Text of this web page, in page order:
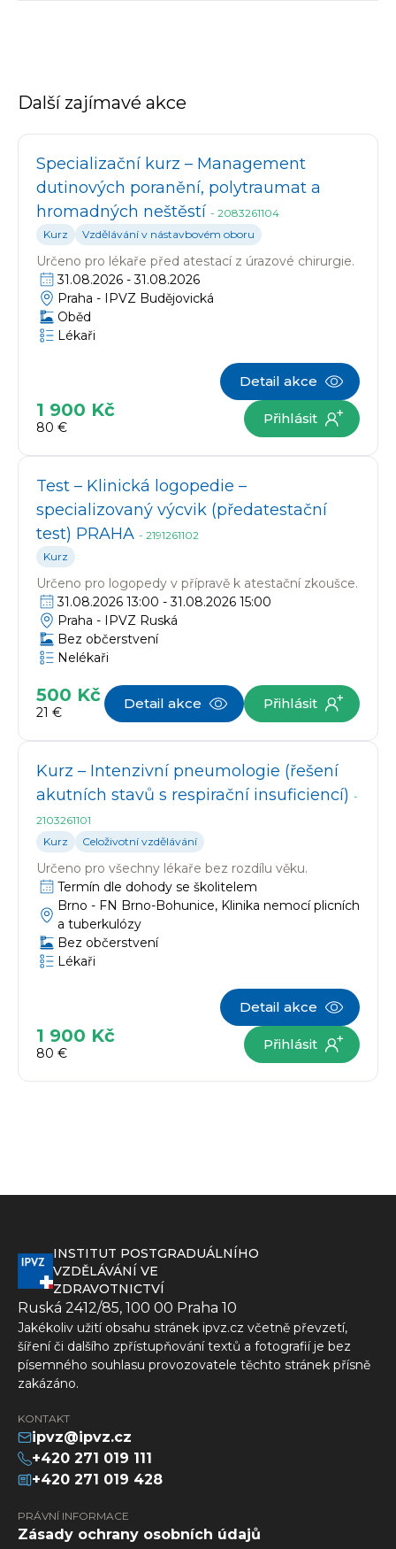
Další zajímavé akce
Specializační kurz – Management
dutinových poranění, polytraumat a
hromadných neštěstí - 2083261104
Kurz
Vzdělávání v nástavbovém oboru
Určeno pro lékaře před atestací z úrazové chirurgie.
31.08.2026 -31.08.2026
Praha - IPVZ Budějovická
Oběd
Lékaři
1 900 Kč
80 €
Detail akce
Přihlásit
Test – Klinická logopedie –
specializovaný výcvik (předatestační
test) PRAHA - 2191261102
Kurz
Určeno pro logopedy v přípravě k atestační zkoušce.
31.08.2026 13:00 -31.08.2026 15:00
Praha - IPVZ Ruská
Bez občerstvení
Nelékaři
500 Kč
21 €
Detail akce Přihlásit
Kurz – Intenzivní pneumologie (řešení
akutních stavů s respirační insuficiencí) -
2103261101
Kurz
Celoživotní vzdělávání
Určeno pro všechny lékaře bez rozdílu věku.
Termín dle dohody se školitelem
Brno - FN Brno-Bohunice, Klinika nemocí plicních
a tuberkulózy
Bez občerstvení
Lékaři
1 900 Kč
80 €
Detail akce
Přihlásit
INSTITUT POSTGRADUÁLNÍHO
VZDĚLÁVÁNÍ VE
ZDRAVOTNICTVÍ
Ruská 2412/85, 100 00 Praha 10
Jakékoliv užití obsahu stránek ipvz.cz včetně převzetí,
šíření či dalšího zpřístupňování textů a fotografií je bez
písemného souhlasu provozovatele těchto stránek přísně
zakázáno.
KONTAKT
ipvz@ipvz.cz
+420 271 019 111
+420 271 019 428
PRÁVNÍ INFORMACE
Zásady ochrany osobních údajů